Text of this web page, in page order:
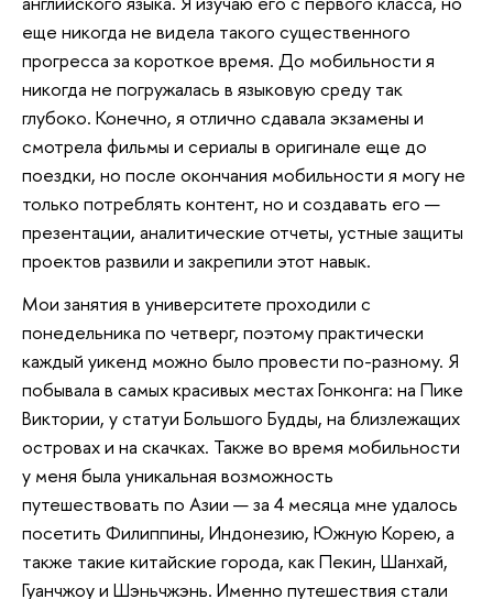
еще никогда не видела такого существенного
прогресса за короткое время. До мобильности я
никогда не погружалась в языковую среду так
глубоко. Конечно, я отлично сдавала экзамены и
смотрела фильмы и сериалы в оригинале еще до
поездки, но после окончания мобильности я могу не
только потреблять контент, но и создавать его —
презентации, аналитические отчеты, устные защиты
проектов развили и закрепили этот навык.
Мои занятия в университете проходили с
понедельника по четверг, поэтому практически
каждый уикенд можно было провести по-разному. Я
побывала в самых красивых местах Гонконга: на Пике
Виктории, у статуи Большого Будды, на близлежащих
островах и на скачках. Также во время мобильности
у меня была уникальная возможность
путешествовать по Азии — за 4 месяца мне удалось
посетить Филиппины, Индонезию, Южную Корею, а
также такие китайские города, как Пекин, Шанхай,
Гуанчжоу и Шэньчжэнь. Именно путешествия стали